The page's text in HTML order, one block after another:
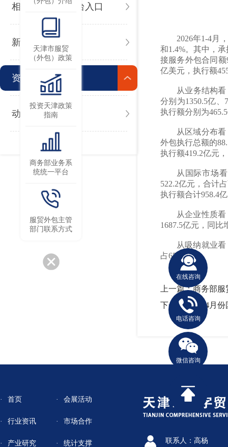
相关公共服务平台入口
新闻
资讯
动态
2026年1-4月
和1.4%。其中，
接服务外包合同额
亿美元，执行额
从业务结构
分别为1350.5亿、
执行额分别为
从区域分布
外包执行总额的
执行额419.2亿元
从国际市场
522.2亿元，合计
执行额合计958.4
从企业性质
1687.5亿元，同比
从吸纳就业
占65.7%。
上一篇：商务部
下一篇：1—4月份
首页
行业资讯
产业研究
会展活动
市场合作
统计支撑 联系人：高杨
在线咨询
电话咨询
微信咨询
天津市服贸
（外包）政策
投资天津政策
指南
商务部业务系
统统一平台
服贸外包主管
部门联系方式